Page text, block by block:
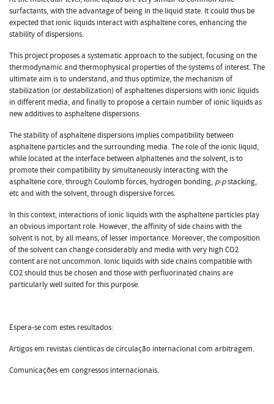
surfactants, with the advantage of being in the liquid state. It could thus be
expected that ionic liquids interact with asphaltene cores, enhancing the
stability of dispersions.
This project proposes a systematic approach to the subject, focusing on the
thermodynamic and thermophysical properties of the systems of interest. The
ultimate aim is to understand, and thus optimize, the mechanism of
stabilization (or destabilization) of asphaltenes dispersions with ionic liquids
in different media, and finally to propose a certain number of ionic liquids as
new additives to asphaltene dispersions.
The stability of asphaltene dispersions implies compatibility between
asphaltene particles and the surrounding media. The role of the ionic liquid,
while located at the interface between alphaltenes and the solvent, is to
promote their compatibility by simultaneously interacting with the
asphaltene core, through Coulomb forces, hydrogen bonding, p-pstacking,
etc and with the solvent, through dispersive forces.
In this context, interactions of ionic liquids with the asphaltene particles play
an obvious important role. However, the affinity of side chains with the
solvent is not, by all means, of lesser importance. Moreover, the composition
of the solvent can change considerably and media with very high CO2
content are not uncommon. Ionic liquids with side chains compatible with
CO2 should thus be chosen and those with perfluorinated chains are
particularly well suited for this purpose.
Espera-se com estes resultados:
Artigos em revistas cientíicas de circulação internacional com arbitragem.
Comunicações em congressos internacionais.